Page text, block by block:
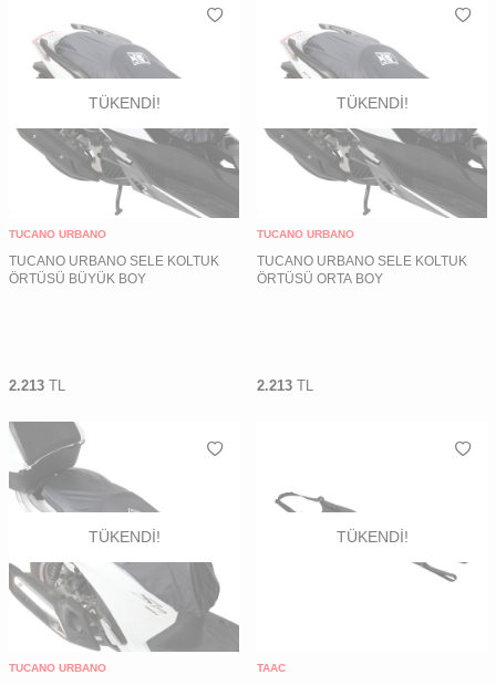
TÜKENDI!
TUCANO URBANO
TUCANO URBANO SELE KOLTUK
ÖRTÜSÜ BÜYÜK BOY
2.213 TL
TÜKENDI!
TUCANO URBANO
TUCANO URBANO SELE KOLTUK
ÖRTÜSÜ ORTA BOY
2.213 TL
TÜKENDI!
TUCANO URBANO
TÜKENDI!
TAAC